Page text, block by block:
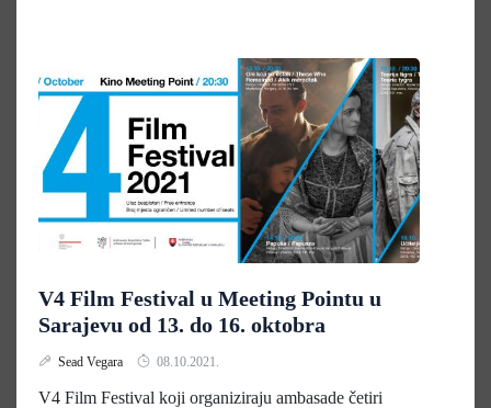
V4 Film Festival u Meeting Pointu u
Sarajevu od 13. do 16. oktobra
Sead Vegara 08.10.2021.
V4 Film Festival koji organiziraju ambasade četiri